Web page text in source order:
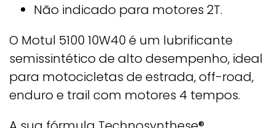
Não indicado para motores 2T.
O Motul 5100 10W40 é um lubrificante
semissintético de alto desempenho, ideal
para motocicletas de estrada, off-road,
enduro e trail com motores 4 tempos.